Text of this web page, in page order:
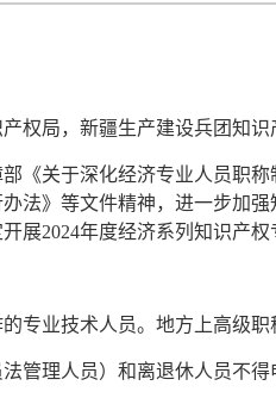
权局，新疆生产建设兵团知
《关于深化经济专业人员职
法》等文件精神，进一步加
展2024年度经济系列知识产
专业技术人员。地方上高级
管理人员）和离退休人员不得